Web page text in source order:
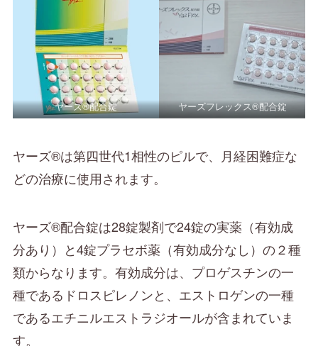
ヤーズ®配合錠 ヤーズフレックス®配合錠
ヤーズ®は第四世代1相性のピルで、月経困難症な
どの治療に使用されます。
ヤーズ®配合錠は28錠製剤で24錠の実薬（有効成
分あり）と4錠プラセボ薬（有効成分なし）の２種
類からなります。有効成分は、プロゲスチンの一
種であるドロスピレノンと、エストロゲンの一種
であるエチニルエストラジオールが含まれていま
す。